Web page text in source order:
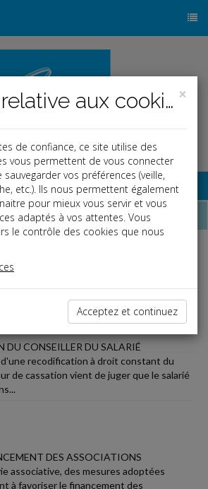
dépêches
DU CONSEILLER DU SALARIÉ
recodification à droit constant du
de cassation vient de juger que le salarié
DES ASSOCIATIONS
associative, des mesures adoptées
à favoriser le financement des
×
Politique relative aux cookies
de confiance, ce site utilise des
vous permettent de vous connecter
vos préférences (veille,
etc.). Ils nous permettent également
pour mieux vous servir et vous
adaptés à vos attentes. Vous
le contrôle des cookies que nous
Acceptez et continuez